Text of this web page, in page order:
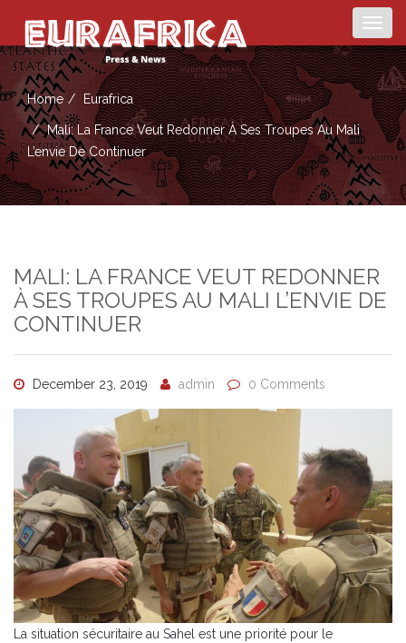
Home Eurafrica
Mali: La France Veut Redonner À Ses Troupes Au Mali
L’envie De Continuer
MALI: LA FRANCE VEUT REDONNER
À SES TROUPES AU MALI L’ENVIE DE
CONTINUER
December 23, 2019 admin 0 Comments
La situation sécuritaire au Sahel est une priorité pour le